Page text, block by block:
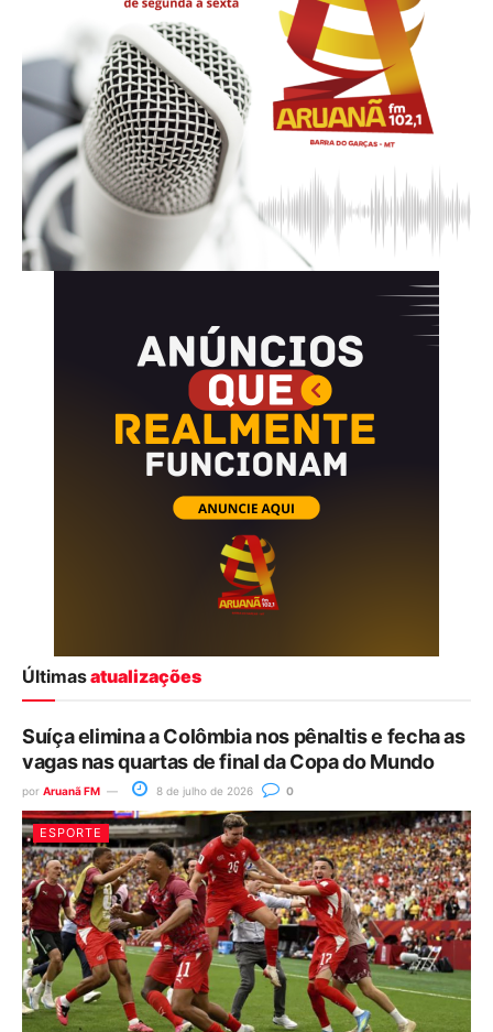
Últimasatualizações
Suíça elimina a Colômbia nos pênaltis e fecha as
vagas nas quartas de final da Copa do Mundo
por Aruanã FM 8 de julho de 2026 0
ESPORTE